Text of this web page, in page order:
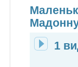
1